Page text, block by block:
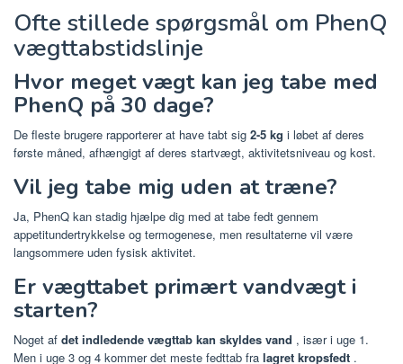
Ofte stillede spørgsmål om PhenQ
vægttabstidslinje
Hvor meget vægt kan jeg tabe med
PhenQ på 30 dage?
De fleste brugere rapporterer at have tabt sig 2-5 kg ​​i løbet af deres
første måned, afhængigt af deres startvægt, aktivitetsniveau og kost.
Vil jeg tabe mig uden at træne?
Ja, PhenQ kan stadig hjælpe dig med at tabe fedt gennem
appetitundertrykkelse og termogenese, men resultaterne vil være
langsommere uden fysisk aktivitet.
Er vægttabet primært vandvægt i
starten?
Noget af det indledende vægttab kan skyldes vand , især i uge 1.
Men i uge 3 og 4 kommer det meste fedttab fra lagret kropsfedt .